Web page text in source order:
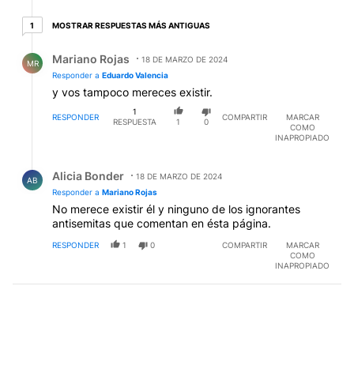
11 respuesta más antiguas
MOSTRAR RESPUESTAS MÁS ANTIGUAS
MR Mariano Rojas
18 DE MARZO DE 2024
Responder a Eduardo Valencia
y vos tampoco mereces existir.
RESPONDER
1
RESPUESTA
1 0
COMPARTIR
MARCAR
COMO
INAPROPIADO
AB Alicia Bonder
18 DE MARZO DE 2024
Responder a Mariano Rojas
No merece existir él y ninguno de los ignorantes
antisemitas que comentan en ésta página.
RESPONDER 1 0 COMPARTIR
MARCAR
COMO
INAPROPIADO